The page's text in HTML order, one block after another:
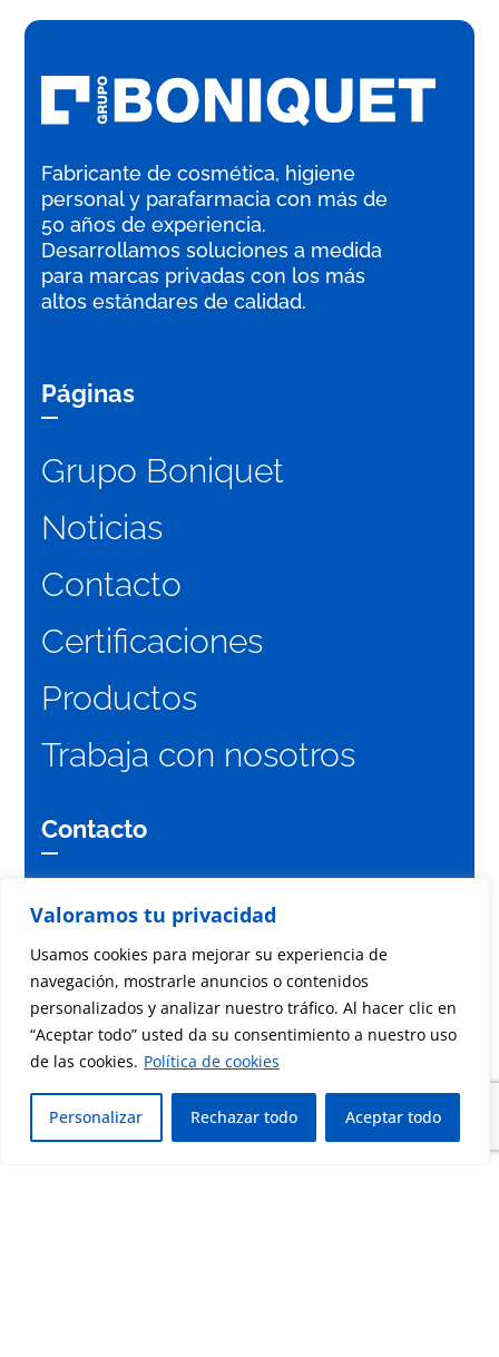
Valoramos tu privacidad
Usamos cookies para mejorar su experiencia de
navegación, mostrarle anuncios o contenidos
personalizados y analizar nuestro tráfico. Al hacer clic en
“Aceptar todo” usted da su consentimiento a nuestro uso
de las cookies. Política de cookies
Personalizar Rechazar todo Aceptar todo
Fabricante de cosmética, higiene
personal y parafarmacia con más de
50 años de experiencia.
Desarrollamos soluciones a medida
para marcas privadas con los más
altos estándares de calidad.
Páginas
Grupo Boniquet
Noticias
Contacto
Certificaciones
Productos
Trabaja con nosotros
Contacto
He leído y acepto lapolítica de privacidad